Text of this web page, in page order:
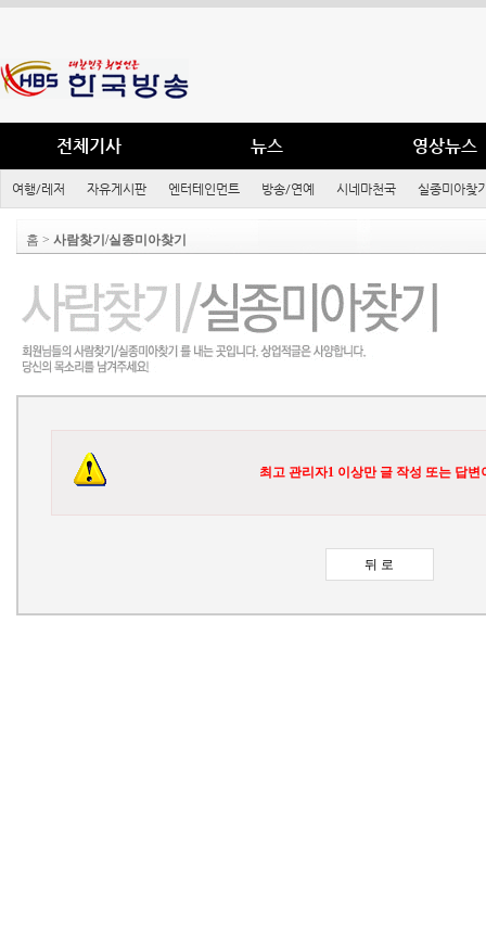
전체기사 뉴스 영상뉴스
여행/레저 자유게시판 엔터테인먼트 방송/연예 시네마천국 실종미아찾
홈 > 사람찾기/실종미아찾기
최고 관리자1 이상만 글 작성 또는 답변